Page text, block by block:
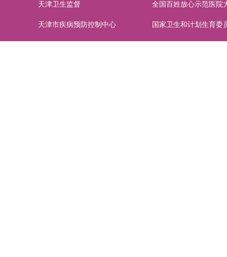
天津卫生监督 全国百姓放心示范医院
天津市疾病预防控制中心 国家卫生和计划生育委